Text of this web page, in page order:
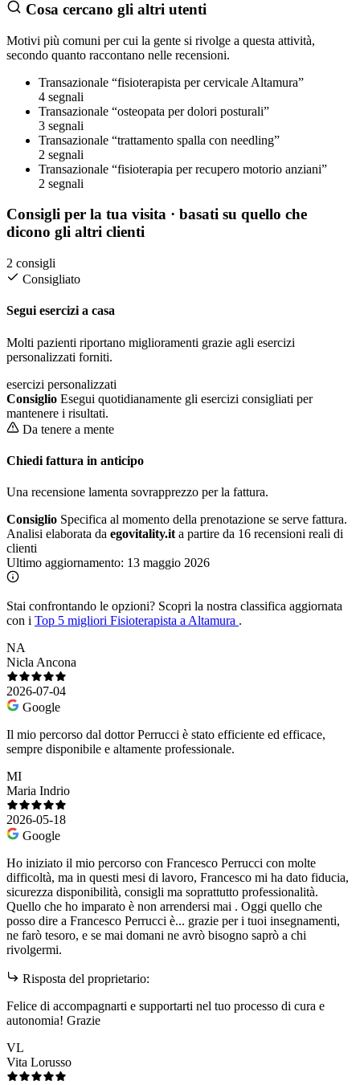
Cosa cercano gli altri utenti
Motivi più comuni per cui la gente si rivolge a questa attività,
secondo quanto raccontano nelle recensioni.
Transazionale “fisioterapista per cervicale Altamura”
4 segnali
Transazionale “osteopata per dolori posturali”
3 segnali
Transazionale “trattamento spalla con needling”
2 segnali
Transazionale “fisioterapia per recupero motorio anziani”
2 segnali
Consigli per la tua visita · basati su quello che
dicono gli altri clienti
2 consigli
Consigliato
Segui esercizi a casa
Molti pazienti riportano miglioramenti grazie agli esercizi
personalizzati forniti.
esercizi personalizzati
Consiglio Esegui quotidianamente gli esercizi consigliati per
mantenere i risultati.
Da tenere a mente
Chiedi fattura in anticipo
Una recensione lamenta sovrapprezzo per la fattura.
Consiglio Specifica al momento della prenotazione se serve fattura.
Analisi elaborata da egovitality.it a partire da 16 recensioni reali di
clienti
Ultimo aggiornamento: 13 maggio 2026
Stai confrontando le opzioni? Scopri la nostra classifica aggiornata
con i Top 5 migliori Fisioterapista a Altamura .
NA
Nicla Ancona
2026-07-04
Google
Il mio percorso dal dottor Perrucci è stato efficiente ed efficace,
sempre disponibile e altamente professionale.
MI
Maria Indrio
2026-05-18
Google
Ho iniziato il mio percorso con Francesco Perrucci con molte
difficoltà, ma in questi mesi di lavoro, Francesco mi ha dato fiducia,
sicurezza disponibilità, consigli ma soprattutto professionalità.
Quello che ho imparato è non arrendersi mai . Oggi quello che
posso dire a Francesco Perrucci è... grazie per i tuoi insegnamenti,
ne farò tesoro, e se mai domani ne avrò bisogno saprò a chi
rivolgermi.
Risposta del proprietario:
Felice di accompagnarti e supportarti nel tuo processo di cura e
autonomia! Grazie
VL
Vita Lorusso